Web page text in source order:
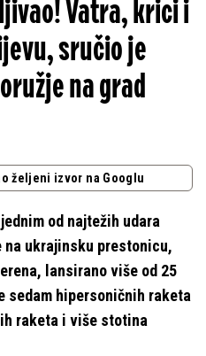
Vatra, krici i
sručio je
na grad
željeni izvor na Googlu
od najtežih udara
ukrajinsku prestonicu,
lansirano više od 25
sedam hipersoničnih raketa
raketa i više stotina